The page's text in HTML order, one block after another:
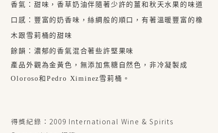
香氣： 甜味，香草奶油伴隨著少許的薑和秋天水果的味道
口感： 豐富的奶香味，絲綢般的順口，有著溫暖豐富的橡
木跟雪莉桶的甜味
餘韻： 濃郁的香氣混合著些許堅果味
產品外觀為金黃色，無添加焦糖自然色，非冷凝製成
Oloroso和Pedro Ximinez雪莉桶。
得獎紀錄：2009 International Wine & Spirits